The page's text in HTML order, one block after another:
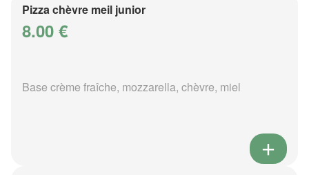
Pizza chèvre meil junior
8.00 €
Base crème fraîche, mozzarella, chèvre, miel